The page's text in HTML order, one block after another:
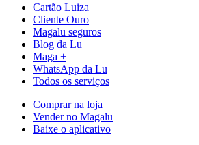
Cartão Luiza
Cliente Ouro
Magalu seguros
Blog da Lu
Maga +
WhatsApp da Lu
Todos os serviços
Comprar na loja
Vender no Magalu
Baixe o aplicativo